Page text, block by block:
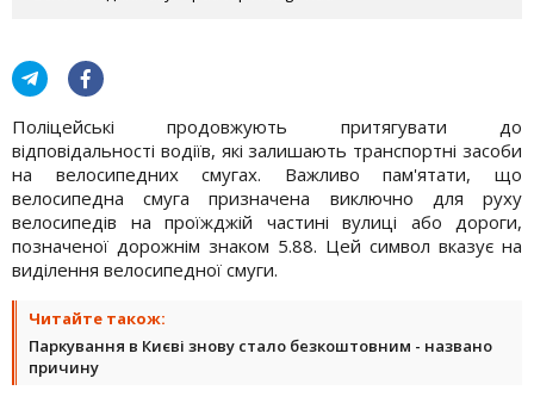
Поліцейські продовжують притягувати до
відповідальності водіїв, які залишають транспортні засоби
на велосипедних смугах. Важливо пам'ятати, що
велосипедна смуга призначена виключно для руху
велосипедів на проїжджій частині вулиці або дороги,
позначеної дорожнім знаком 5.88. Цей символ вказує на
виділення велосипедної смуги.
Читайте також:
Паркування в Києві знову стало безкоштовним - названо
причину